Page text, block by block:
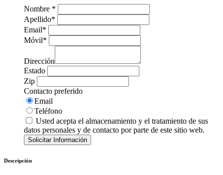
Nombre *
Apellido*
Email*
Móvil*
Dirección
Estado
Zip
Contacto preferido
Email
Teléfono
Usted acepta el almacenamiento y el tratamiento de sus
datos personales y de contacto por parte de este sitio web.
Solicitar Información
Descripción